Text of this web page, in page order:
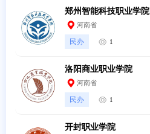
郑州智能科技职业学院
河南省
民办 1
洛阳商业职业学院
河南省
民办 1
开封职业学院